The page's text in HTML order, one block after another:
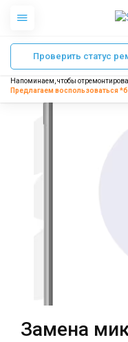
Apple
Гаджеты
Акустика
Другое
Проверить статус
Напоминаем, чтобы
Предлагаем воспользоваться
Главная
Замена